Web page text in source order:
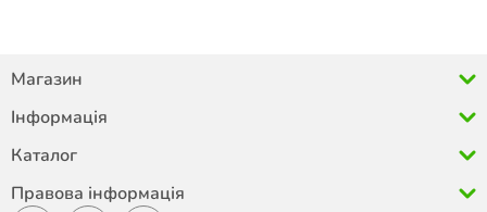
Магазин
Інформація
Каталог
Правова інформація